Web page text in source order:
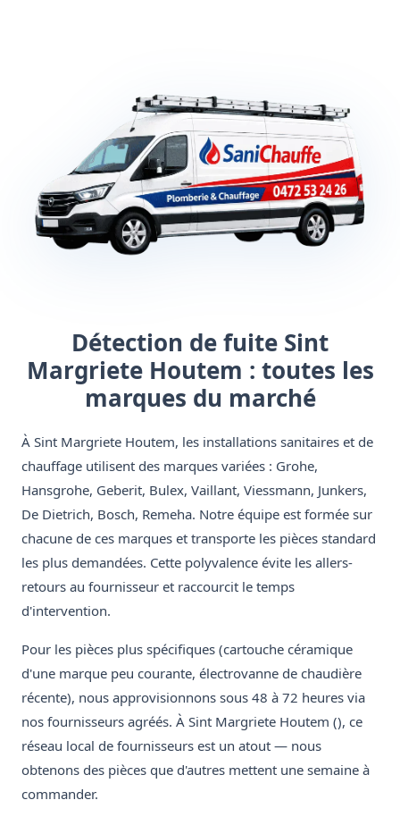
Détection de fuite Sint
Margriete Houtem : toutes les
marques du marché
À Sint Margriete Houtem, les installations sanitaires et de
chauffage utilisent des marques variées : Grohe,
Hansgrohe, Geberit, Bulex, Vaillant, Viessmann, Junkers,
De Dietrich, Bosch, Remeha. Notre équipe est formée sur
chacune de ces marques et transporte les pièces standard
les plus demandées. Cette polyvalence évite les allers-
retours au fournisseur et raccourcit le temps
d'intervention.
Pour les pièces plus spécifiques (cartouche céramique
d'une marque peu courante, électrovanne de chaudière
récente), nous approvisionnons sous 48 à 72 heures via
nos fournisseurs agréés. À Sint Margriete Houtem (), ce
réseau local de fournisseurs est un atout — nous
obtenons des pièces que d'autres mettent une semaine à
commander.